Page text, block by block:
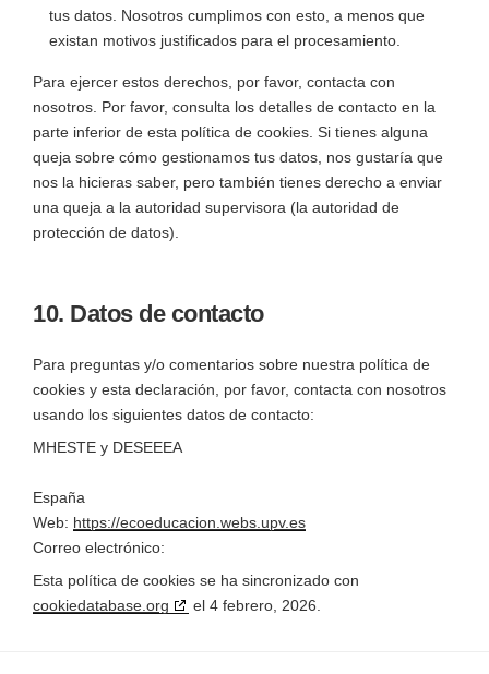
tus datos. Nosotros cumplimos con esto, a menos que
existan motivos justificados para el procesamiento.
Para ejercer estos derechos, por favor, contacta con
nosotros. Por favor, consulta los detalles de contacto en la
parte inferior de esta política de cookies. Si tienes alguna
queja sobre cómo gestionamos tus datos, nos gustaría que
nos la hicieras saber, pero también tienes derecho a enviar
una queja a la autoridad supervisora (la autoridad de
protección de datos).
10. Datos de contacto
Para preguntas y/o comentarios sobre nuestra política de
cookies y esta declaración, por favor, contacta con nosotros
usando los siguientes datos de contacto:
MHESTE y DESEEEA
España
Web: https://ecoeducacion.webs.upv.es
Correo electrónico:
Esta política de cookies se ha sincronizado con
cookiedatabase.org
el 4 febrero, 2026.